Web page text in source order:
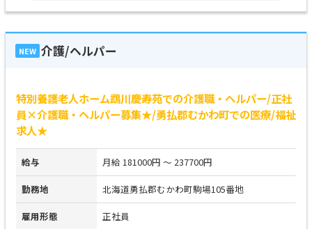
NEW 介護/ヘルパー
特別養護老人ホーム鵡川慶寿苑での介護職・ヘルパー/正社
員×介護職・ヘルパー募集★/勇払郡むかわ町での医療/福祉
求人★
給与 月給 181000円 ～ 237700円
勤務地 北海道勇払郡むかわ町駒場105番地
雇用形態 正社員